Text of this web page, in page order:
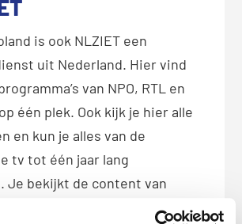
is ook NLZIET een
uit Nederland. Hier vind
van NPO, RTL en
één plek. Ook kijk je hier alle
en kun je alles van de
tv tot één jaar lang
Je bekijkt de content van
Europa. Liever vanaf een